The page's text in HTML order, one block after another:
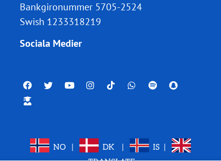
Bankgironummer 5705-2524
Swish 1233318219
Sociala Medier
NO DK IS